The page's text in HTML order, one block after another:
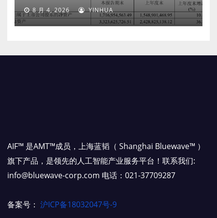
8 月 4, 2026 YINHUA
AIF™ 是AMT™成员，上海蓝韬（ Shanghai Bluewave™ ）
旗下产品，是领先的人工智能产业服务平台！联系我们:
info@bluewave-corp.com 电话：021-37709287
备案号： 沪ICP备18032047号-9